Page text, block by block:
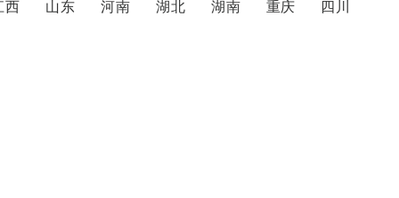
西 山东 河南 湖北 湖南 重庆 四川